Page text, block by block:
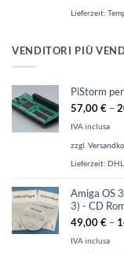
Lieferzeit:
VENDITORI PIÙ
PiStorm
57,00€ –
IVA inclusa
zzgl.
Lieferzeit:
Amiga OS
3) - CD
49,00€ –
IVA inclusa